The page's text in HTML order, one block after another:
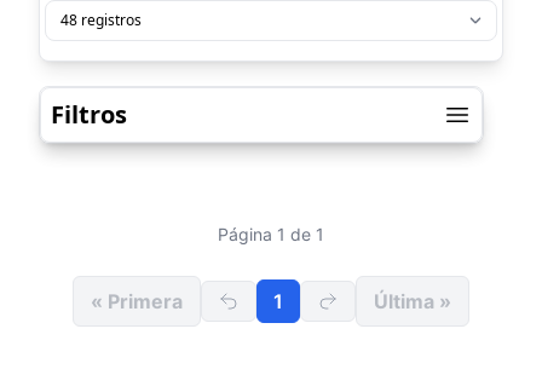
Filtros
Página 1 de 1
« Primera 1 Última »